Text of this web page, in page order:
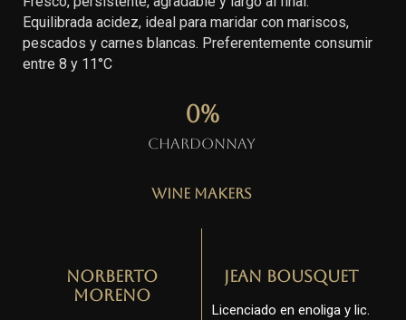
Equilibrada acidez, ideal para maridar con mariscos,
pescados y carnes blancas. Preferentemente consumir
entre 8 y 11°C
Chardonnay
0%
Wine Makers
Norberto
Moreno
Jean Bousquet
Licenciado en enoliga y lic.